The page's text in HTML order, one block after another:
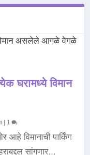
घरामध्ये विमान
1
विमानाची पार्किंग
सांगणार...